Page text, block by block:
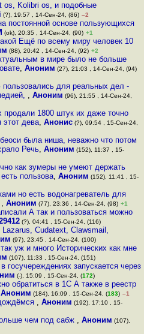
os, Kolibri os, и подобные
(?), 19:57 , 14-Сен-24, (86) –2
постоянной основе пользующихся
(ok), 20:35 , 14-Сен-24, (90) +1
Ещё по всему миру человек 10
(88), 20:42 , 14-Сен-24, (92) +2
в мире было не больше
,Аноним (27), 21:03 , 14-Сен-24, (94)
для реальных дел -
, Аноним (96), 21:55 , 14-Сен-24,
продали 1800 штук их даже точно
этот дева, Анонис(?), 09:54 , 15-Сен-24,
была ниша, неважно что потом
Речь,Аноним (152), 11:37 , 15-
как зумеры не умеют держать
есть пользова,Аноним (152), 11:41 , 15-
но есть водонагреватель для
, Аноним (77), 23:36 , 14-Сен-24, (98) +1
А так и пользоваться можно
(?), 04:41 , 15-Сен-24, (116)
Cudatext, Clawsmail,
(97), 23:45 , 14-Сен-24, (100)
уж и много Исторических как мне
(107), 11:33 , 15-Сен-24, (151)
запускается через
(-), 15:09 , 15-Сен-24, (172)
обратиться в 1C А также в реестр
Аноним (184), 16:09 , 15-Сен-24, (183) –1
,Аноним (192), 17:10 , 15-
чем под сабж ,Аноним (107),